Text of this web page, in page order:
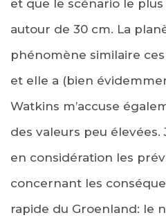
et que le scénario le
autour de 30 cm. La
phénomène similaire
et elle a (bien
Watkins m’accuse
des valeurs peu
en considération les
concernant les
rapide du Groenland: le